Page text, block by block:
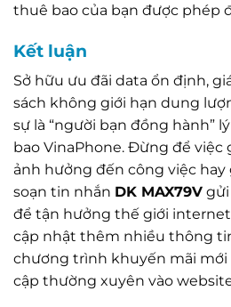
thuê bao của bạn được phép
Kết luận
Sở hữu ưu đãi data ổn định,
sách không giới hạn dung
sự là “người bạn đồng hành”
bao VinaPhone. Đừng để việc
ảnh hưởng đến công việc hay
soạn tin nhắn DK MAX79V gửi
để tận hưởng thế giới
cập nhật thêm nhiều thông
chương trình khuyến mãi
cập thường xuyên vào